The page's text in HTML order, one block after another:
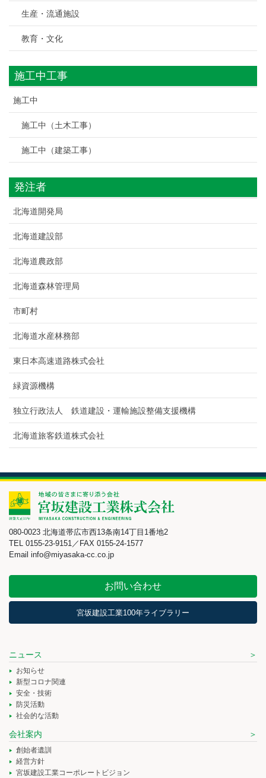
生産・流通施設
教育・文化
施工中工事
施工中
施工中（土木工事）
施工中（建築工事）
発注者
北海道開発局
北海道建設部
北海道農政部
北海道森林管理局
市町村
北海道水産林務部
東日本高速道路株式会社
緑資源機構
独立行政法人 鉄道建設・運輸施設整備支援機構
北海道旅客鉄道株式会社
080-0023 北海道帯広市西13条南14丁目1番地2
TEL 0155-23-9151／FAX 0155-24-1577
Email info@miyasaka-cc.co.jp
お問い合わせ
宮坂建設工業100年ライブラリー
ニュース
お知らせ
新型コロナ関連
安全・技術
防災活動
社会的な活動
会社案内
創始者遺訓
経営方針
宮坂建設工業コーポレートビジョン